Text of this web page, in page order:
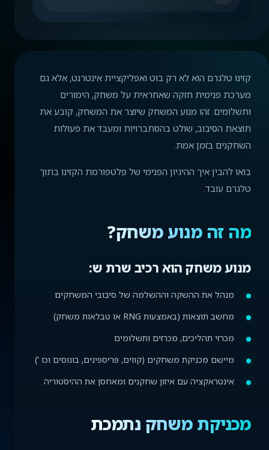
קזינו טלגרם הוא לא רק בוט ואפליקציית אינטרנט, אלא גם
מערכת פנימית חזקה שאחראית על משחק, הימורים
ותשלומים. זהו מנוע המשחק שיוצר את המשחק, קובע את
תוצאת הסיבוב, שולט בהסתברויות ומעבד את פעולות
השחקנים בזמן אמת.
בואו להבין איך ההיגיון הפנימי של פלטפורמת הקזינו בתוך
טלגרם עובד.
מה זה מנוע משחק?
מנוע משחק הוא רכיב שרת ש:
מנהל את ההשקה וההשלמה של סיבובי המשחקים
מחשב תוצאות (באמצעות RNG או טבלאות משחק)
מכרזי תהליכים, מכרזים ותשלומים
מיישם מכניקת משחקים (קווים, פריספינים, בונוסים וכו ')
אינטראקציה עם איזון שחקנים ומאחסן את ההיסטוריה
מכניקת משחק נתמכת